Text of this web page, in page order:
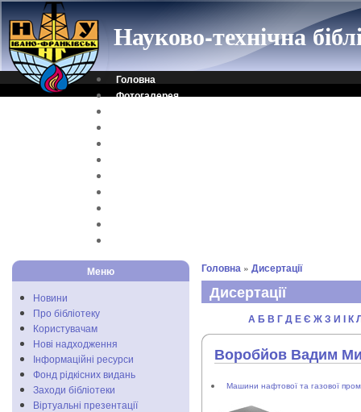
Науково-технічна
Головна
Фотогалерея
Меню
Новини
Про бібліотеку
Користувачам
Нові надходження
Інформаційні ресурси
Фонд рідкісних видань
Заходи бібліотеки
Віртуальні презентації
Головна » Дисертації
Дисертації
АБВ ГДЕЄ ЖЗ И IК
Воробйов Вадим
Машини нафтової та газової